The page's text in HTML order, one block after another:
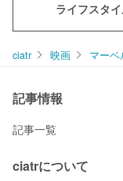
ライフスタ
ciatr 映画 マーベ
記事情報
記事一覧
ciatrについて